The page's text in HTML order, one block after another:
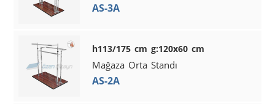
AS-3A
h113/175 cm g:120x60 cm
Mağaza Orta Standı
AS-2A